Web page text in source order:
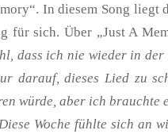
In diesem Song liegt
für sich. Über „Just A
dass ich nie wieder in der
darauf, dieses Lied zu
würde, aber ich brauchte
Woche fühlte sich an